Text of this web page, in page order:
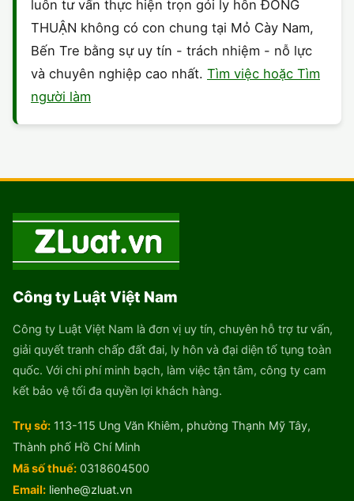
luôn tư vấn thực hiện trọn gói ly hôn ĐỒNG
THUẬN không có con chung tại Mỏ Cày Nam,
Bến Tre bằng sự uy tín - trách nhiệm - nỗ lực
và chuyên nghiệp cao nhất. Tìm việc hoặc Tìm
người làm
Công ty Luật Việt Nam
Công ty Luật Việt Nam là đơn vị uy tín, chuyên hỗ trợ tư vấn,
giải quyết tranh chấp đất đai, ly hôn và đại diện tố tụng toàn
quốc. Với chi phí minh bạch, làm việc tận tâm, công ty cam
kết bảo vệ tối đa quyền lợi khách hàng.
Trụ sở: 113-115 Ung Văn Khiêm, phường Thạnh Mỹ Tây,
Thành phố Hồ Chí Minh
Mã số thuế: 0318604500
Email: lienhe@zluat.vn